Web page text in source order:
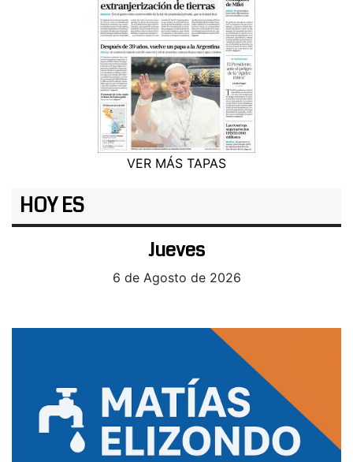
VER MÁS TAPAS
HOY ES
Jueves
6 de Agosto de 2026